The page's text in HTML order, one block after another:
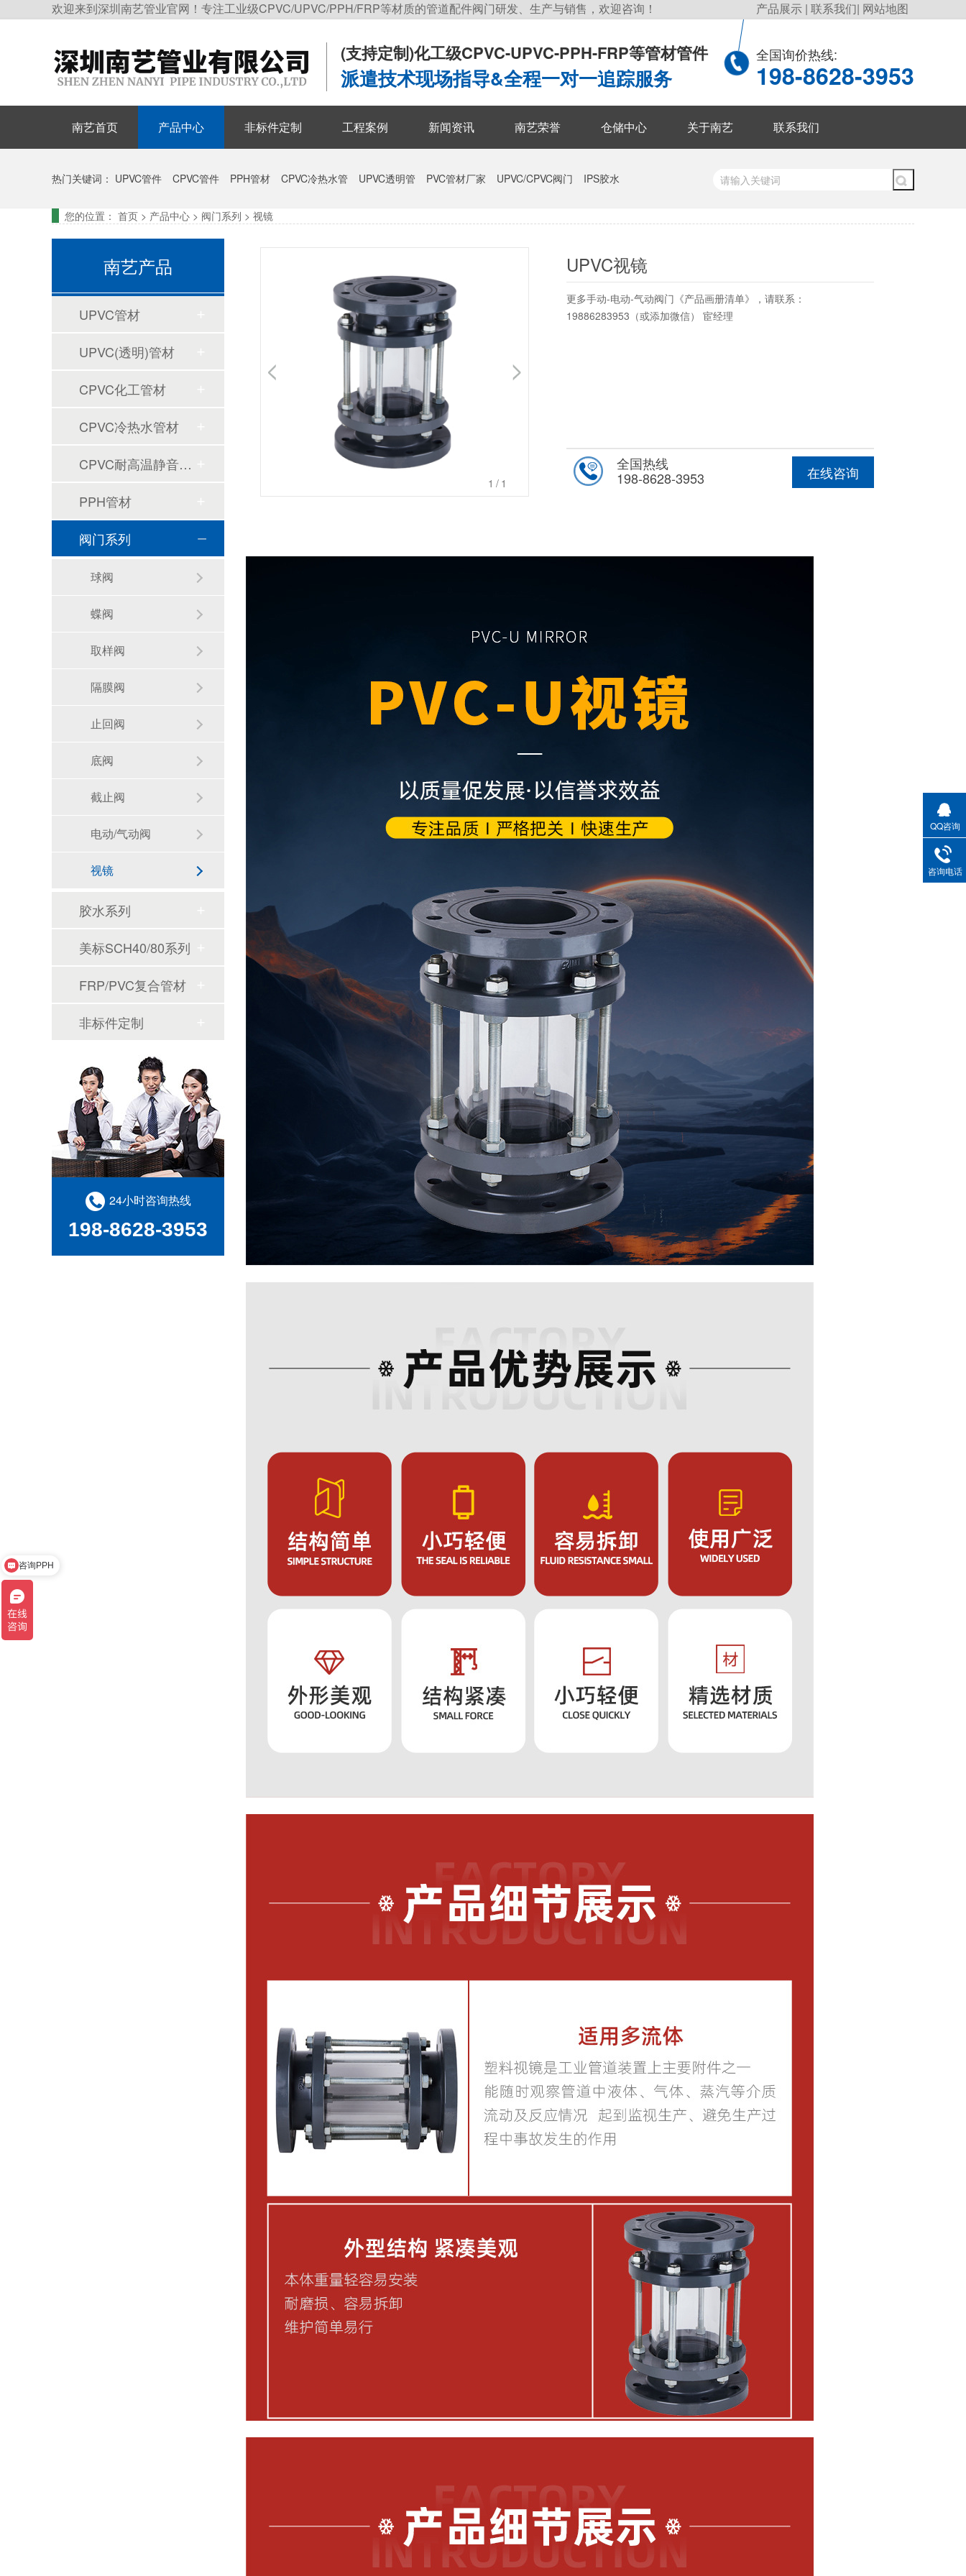
欢迎来到深圳南艺管业官网！专注工业级CPVC/UPVC/PPH/FRP等材质的管道配件阀门研发、生产与销售，欢迎咨询！ 产品展示 | 联系我们| 网站地图
(支持定制)化工级CPVC-UPVC-PPH-FRP等管材管件
派遣技术现场指导&全程一对一追踪服务
全国询价热线:
198-8628-3953
南艺首页 产品中心 非标件定制 工程案例 新闻资讯 南艺荣誉 仓储中心 关于南艺 联系我们
热门关键词： UPVC管件 CPVC管件 PPH管材 CPVC冷热水管 UPVC透明管 PVC管材厂家 UPVC/CPVC阀门 IPS胶水
您的位置： 首页 > 产品中心 > 阀门系列 > 视镜
1 /1
UPVC视镜
更多手动-电动-气动阀门《产品画册清单》，请联系：
19886283953（或添加微信） 宦经理
在线咨询
全国热线
198-8628-3953
南艺产品
UPVC管材
UPVC(透明)管材
CPVC化工管材
CPVC冷热水管材
CPVC耐高温静音排水管材
PPH管材
阀门系列
球阀
蝶阀
取样阀
隔膜阀
止回阀
底阀
截止阀
电动/气动阀
视镜
胶水系列
美标SCH40/80系列
FRP/PVC复合管材
非标件定制
24小时咨询热线
198-8628-3953
QQ咨询
咨询电话
咨询其他材质